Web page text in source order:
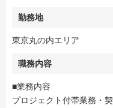
勤務地
東京丸の内エリア
職務内容
■業務内容
プロジェクト付帯業務・